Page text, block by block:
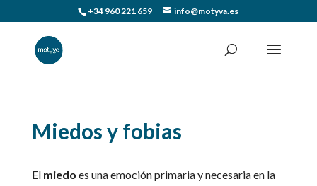
+34 960 221 659 info@motyva.es
Miedos y fobias
El miedo es una emoción primaria y necesaria en la